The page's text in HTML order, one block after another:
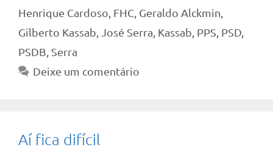
Henrique Cardoso FHC Geraldo Alckmin
Gilberto Kassab
José Serra Kassab PPS PSD
PSDB Serra
Deixe um comentário
Aí fica difícil